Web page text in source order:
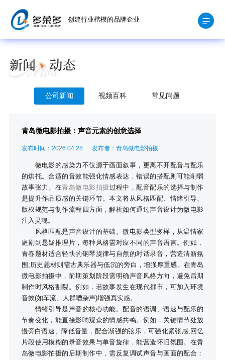
创建行业楷模的品牌企业
公司新闻 视频百科 常见问题
青岛微电影拍摄：声音元素的创意选择
发布时间：2026.04.28 发布者：青岛微电影拍摄
微电影的感染力不仅源于画面叙事，更离不开配音与配乐
的烘托。合适的音效能强化情感表达，错误的搭配则可能削弱
故事张力。在青岛微电影拍摄过程中，配音配乐的选择与制作
是提升作品质感的关键环节。本文将从风格匹配、情绪引导、
版权规范与制作流程四方面，解析如何通过声音设计为微电影
注入灵魂。
风格匹配是声音设计的基础。微电影类型多样，从温情家
庭剧到悬疑推理片，每种风格需对应不同的声音语言。例如，
青春题材适合轻快的钢琴旋律与自然的对话录音，营造清新氛
围;历史题材则需古典乐器与低沉的旁白，增强厚重感。在青岛
微电影拍摄中，前期策划阶段需明确声音风格方向，避免后期
制作时风格割裂。例如，若故事发生在现代都市，可加入环境
音效(如车流、人群嘈杂声)增强真实感。
情绪引导是声音的核心功能。配音的语调、语速与配乐的
节奏变化，能直接影响观众的情感共鸣。例如，关键情节处放
慢旁白语速、降低音量，配合渐强的弦乐，可强化紧张感;回忆
片段使用模糊的录音效果与单音旋律，能营造怀旧氛围。在青
岛微电影拍摄的后期制作中，需反复调试声音与画面的配合：